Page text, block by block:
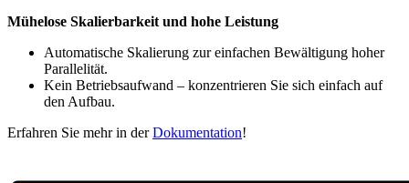
Mühelose Skalierbarkeit und hohe Leistung
Automatische Skalierung zur einfachen Bewältigung hoher
Parallelität.
Kein Betriebsaufwand – konzentrieren Sie sich einfach auf
den Aufbau.
Erfahren Sie mehr in derDokumentation!